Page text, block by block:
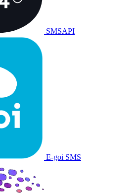
SMSAPI
E-goi SMS